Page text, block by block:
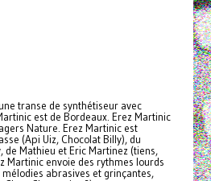
transe de synthétiseur avec
est de Bordeaux. Erez Martinic
Nature. Erez Martinic est
(Api Uiz, Chocolat Billy), du
de Mathieu et Eric Martinez (tiens,
Martinic envoie des rythmes lourds
abrasives et grinçantes,